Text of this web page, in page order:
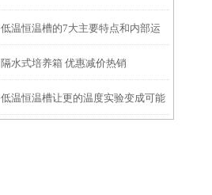
低温恒温槽的7大主要特点和内部运
行原理
隔水式培养箱 优惠减价热销
低温恒温槽让更的温度实验变成可能